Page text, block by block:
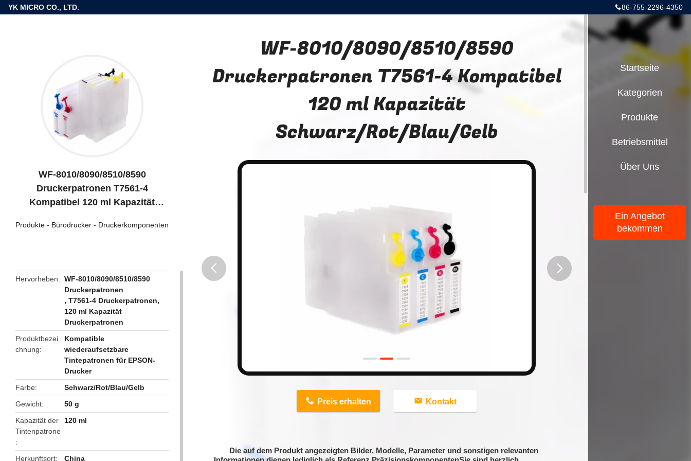
YK MICRO CO., LTD. 86-755-2296-4350
WF-8010/8090/8510/8590
Druckerpatronen T7561-4
Kompatibel 120 ml Kapazität
Produkte - Bürodrucker - Druckerkomponenten
Hervorheben
WF-8010/8090/8510/8590
Druckerpatronen
,T7561-4 Druckerpatronen,
120 ml Kapazität
Druckerpatronen
Produktbezei
chnung
Kompatible
wiederaufsetzbare
Tintepatronen für EPSON-
Drucker
Farbe
Schwarz/Rot/Blau/Gelb
Gewicht
50 g
Kapazität der
Tintenpatrone
120 ml
Herkunftsort China
WF-8010/8090/8510/8590
Druckerpatronen T7561-4 Kompatibel
120 ml Kapazität
Schwarz/Rot/Blau/Gelb
Preis erhalten Kontakt
Die auf dem Produkt angezeigten Bilder, Modelle, Parameter und sonstigen relevanten
Startseite
Kategorien
Produkte
Betriebsmittel
Über Uns
Ein Angebot
bekommen